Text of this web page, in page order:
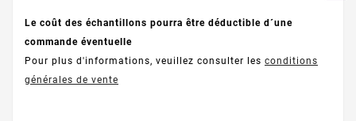
Le coût des échantillons pourra être déductible d´une
commande éventuelle
Pour plus d'informations, veuillez consulter les conditions
générales de vente